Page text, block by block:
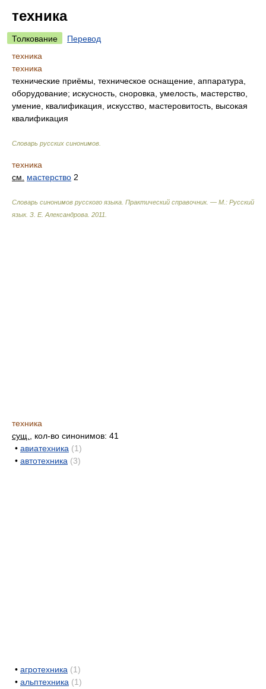
техника
Толкование
Перевод
техника
техника
технические приёмы, техническое оснащение, аппаратура,
оборудование; искусность, сноровка, умелость, мастерство,
умение, квалификация, искусство, мастеровитость, высокая
квалификация
Словарь русских синонимов
техника
см.
мастерство 2
Словарь синонимов русского языка. Практический справочник. — М.: Русский
язык. З. Е. Александрова 2011
техника
сущ.
, кол-во синонимов: 41
• авиатехника (1)
• автотехника (3)
• агротехника (1)
• альптехника (1)